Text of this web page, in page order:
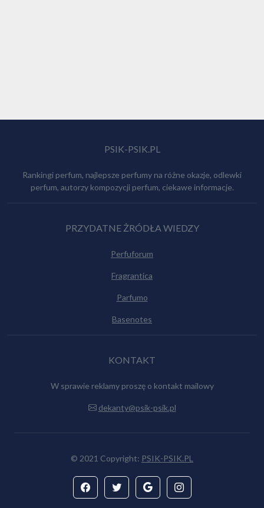
PSIK-PSIK.PL
Rankingi perfum, najlepsze perfumy na różne okazje, odlewki
perfum, autorzy kompozycji perfum, ciekawe informacje.
PRZYDATNE ŻRÓDŁA WIEDZY
Perfuforum
Fragrantica
Parfumo
Basenotes
KONTAKT
W sprawie reklamy proszę o kontakt mailowy
dekanty@psik-psik.pl
© 2021 Copyright: PSIK-PSIK.PL